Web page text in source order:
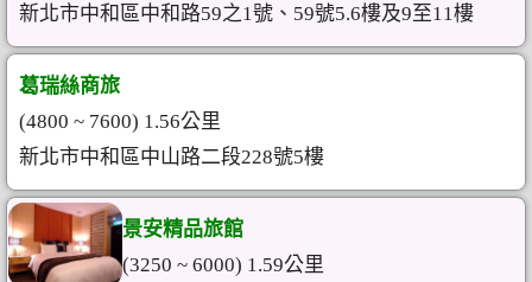
新北市中和區中和路59之1號、59號5.6樓及9至11樓
葛瑞絲商旅
(4800 ~ 7600) 1.56公里
新北市中和區中山路二段228號5樓
景安精品旅館
(3250 ~ 6000) 1.59公里